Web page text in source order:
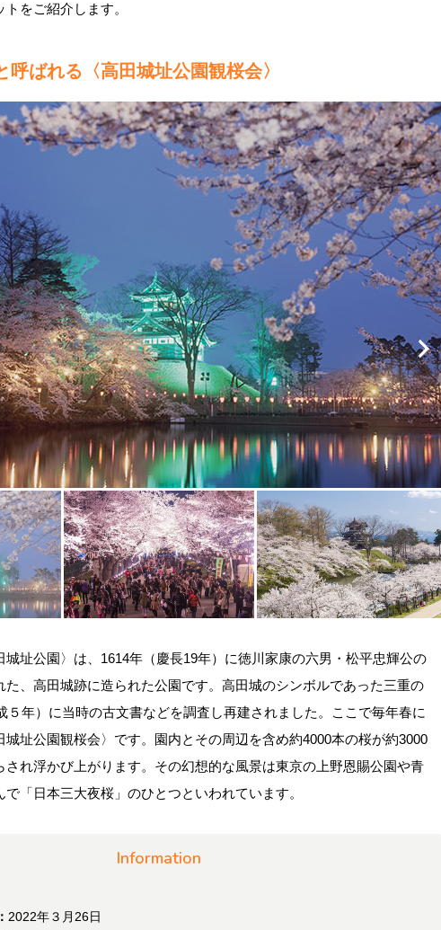
トをご紹介します。
呼ばれる〈高田城址公園観桜会〉
城址公園〉は、1614年（慶長19年）に徳川家康の六男・松平忠輝公の
た、高田城跡に造られた公園です。高田城のシンボルであった三重の
５年）に当時の古文書などを調査し再建されました。ここで毎年春に
城址公園観桜会〉です。園内とその周辺を含め約4000本の桜が約3000
され浮かび上がります。その幻想的な風景は東京の上野恩賜公園や青
「日本三大夜桜」のひとつといわれています。
Information
2022年３月26日